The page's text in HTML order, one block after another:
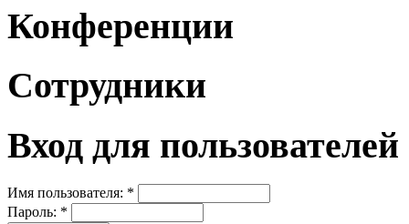
Конференции
Сотрудники
Вход для пользователей
Имя пользователя: *
Пароль: *